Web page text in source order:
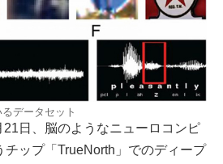
データセット
日、脳のようなニューロコンピ
チップ「TrueNorth」でのディープ